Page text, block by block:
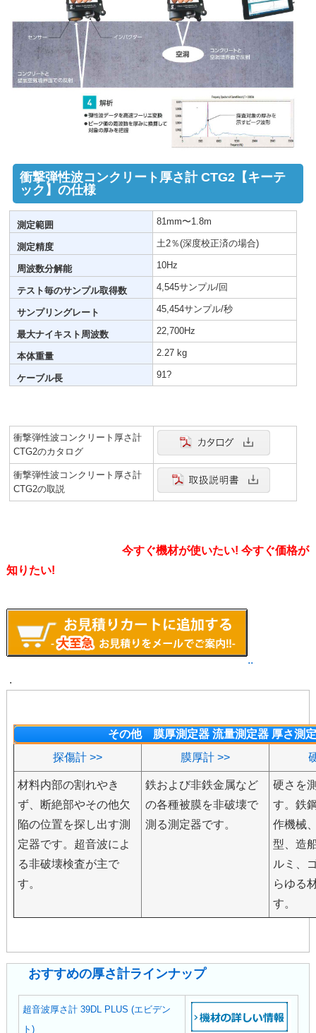
衝撃弾性波コンクリート厚さ計 CTG2【キーテ
ック】の仕様
測定範囲 81mm〜1.8m
測定精度 土2％(深度校正済の場合)
周波数分解能 10Hz
テスト毎のサンプル取得数 4,545サンプル/回
サンプリングレート 45,454サンプル/秒
最大ナイキスト周波数 22,700Hz
本体重量 2.27 kg
ケーブル長 91?
衝撃弾性波コンクリート厚さ計
CTG2のカタログ
衝撃弾性波コンクリート厚さ計
CTG2の取説
今すぐ機材が使いたい! 今すぐ価格が
知りたい!
..
.
その他 膜厚測定器 流量測定器 厚さ測
探傷計 >>
膜厚計 >>
材料内部の割れやき
ず、断絶部やその他欠
陥の位置を探し出す測
定器です。超音波によ
る非破壊検査が主で
す。
鉄および非鉄金属など
の各種被膜を非破壊で
測る測定器です。
硬さを
す。鉄
作機械
型、造
ルミ、
らゆる
す。
おすすめの厚さ計ラインナップ
超音波厚さ計 39DL PLUS (エビデン
ト)